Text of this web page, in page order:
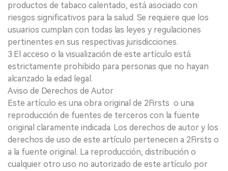
productos de tabaco calentado, está asociado con
riesgos significativos para la salud. Se requiere que los
usuarios cumplan con todas las leyes y regulaciones
pertinentes en sus respectivas jurisdicciones.
3.El acceso o la visualización de este artículo está
estrictamente prohibido para personas que no hayan
alcanzado la edad legal.
Aviso de Derechos de Autor
Este artículo es una obra original de 2Firsts o una
reproducción de fuentes de terceros con la fuente
original claramente indicada. Los derechos de autor y los
derechos de uso de este artículo pertenecen a 2Firsts o
a la fuente original. La reproducción, distribución o
cualquier otro uso no autorizado de este artículo por